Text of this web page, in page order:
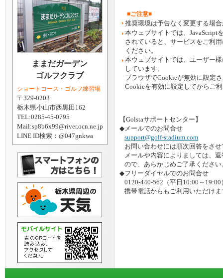
ままだガーデン
ゴルフクラブ
ショートコース・ゴルフ練習場
〒329-0203
栃木県小山市西黒田162
TEL:0285-45-0795
Mail:sp8b6x99@river.ocn.ne.jp
LINE ID検索：@047gnkwa
■ご注意■
推奨環境は予告なく変更する場
本ウェブサイトでは、JavaScript
されていると、サービスをご利
ください。
本ウェブサイトでは、ユーザー
しています。
ブラウザでCookieが無効に設定
Cookieを有効に設定してからご
【Golstaサポートセンター】
◆メールでのお問合せ
support@golf-stadium.com
お問い合わせには順次回答をさ
メールや内容によりましては、
ので、あらかじめご了承ください
◆フリーダイヤルでのお問合せ
0120-440-562（平日10:00～19:00
携帯電話からもご利用いただけま